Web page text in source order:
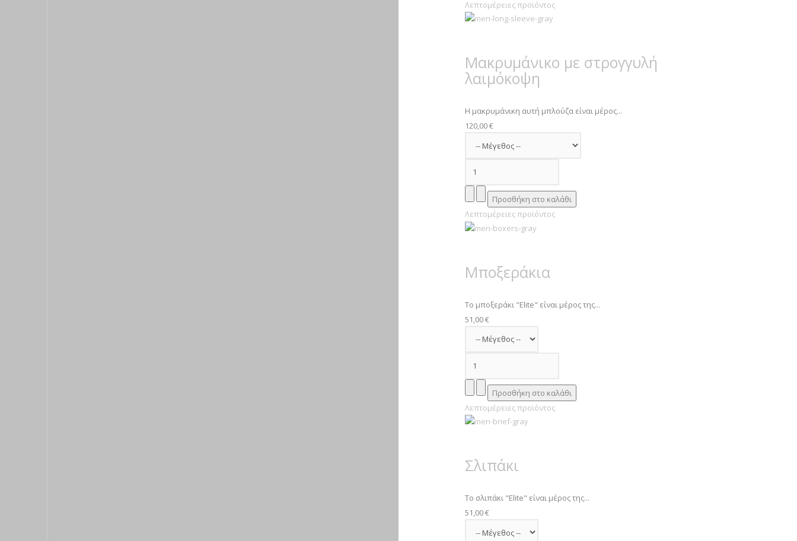
Λεπτομέρειες προϊόντος
Μακρυμάνικο με στρογγυλή
λαιμόκοψη
Η μακρυμάνικη αυτή μπλούζα είναι μέρος...
120,00 €
Λεπτομέρειες προϊόντος
Μποξεράκια
Το μποξεράκι "Elite" είναι μέρος της...
51,00 €
Λεπτομέρειες προϊόντος
Σλιπάκι
Το σλιπάκι "Elite" είναι μέρος της...
51,00 €